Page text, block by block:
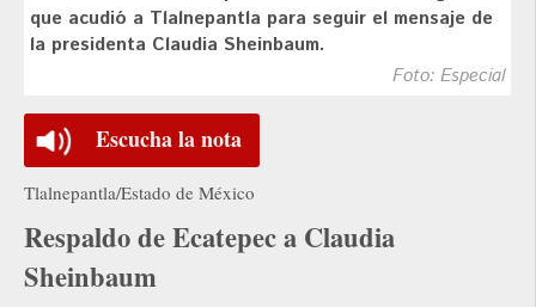
que acudió a Tlalnepantla para seguir el mensaje de
la presidenta Claudia Sheinbaum.
Foto: Especial
Escucha la nota
Tlalnepantla/Estado de México
Respaldo de Ecatepec a Claudia
Sheinbaum